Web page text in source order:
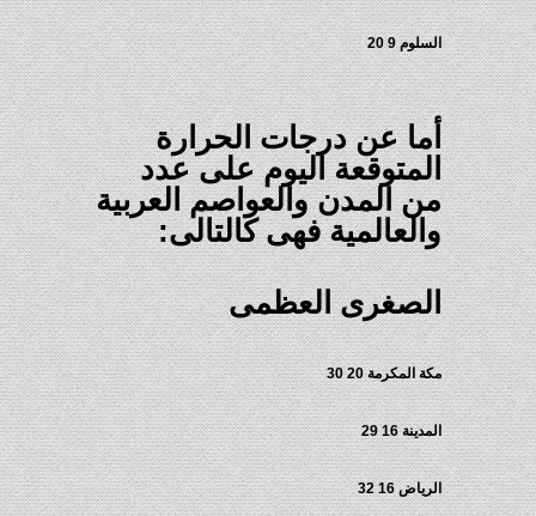
السلوم 9 20
أما عن درجات الحرارة
المتوقعة اليوم على عدد
من المدن والعواصم العربية
والعالمية فهى كالتالى:
الصغرى العظمى
مكة المكرمة 20 30
المدينة 16 29
الرياض 16 32